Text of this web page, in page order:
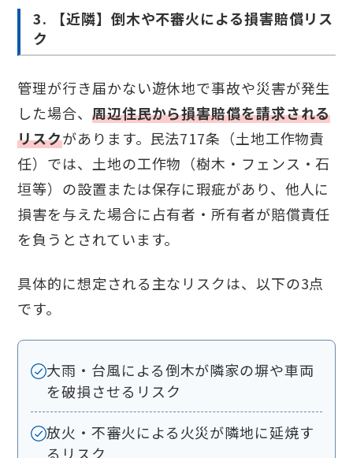
3. 【近隣】倒木や不審火による損害賠償リス
ク
管理が行き届かない遊休地で事故や災害が発生
した場合、 周辺住民から損害賠償を請求される
リスクがあります。民法717条（土地工作物責
任）では、土地の工作物（樹木・フェンス・石
垣等）の設置または保存に瑕疵があり、他人に
損害を与えた場合に占有者・所有者が賠償責任
を負うとされています。
具体的に想定される主なリスクは、以下の3点
です。
大雨・台風による倒木が隣家の塀や車両
を破損させるリスク
放火・不審火による火災が隣地に延焼す
るリスク